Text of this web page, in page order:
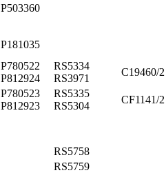
P503360
P181035
P780522
P812924
RS5334
RS3971
C19460/2
P780523
P812923
RS5335
RS5304
CF1141/2
RS5758
RS5759